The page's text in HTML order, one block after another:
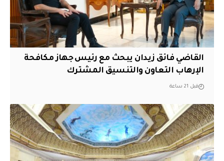
القاضي فائق زيدان يبحث مع رئيس جهاز مكافحة
الإرهاب التعاون والتنسيق المشترك
قبل 21 ساعة